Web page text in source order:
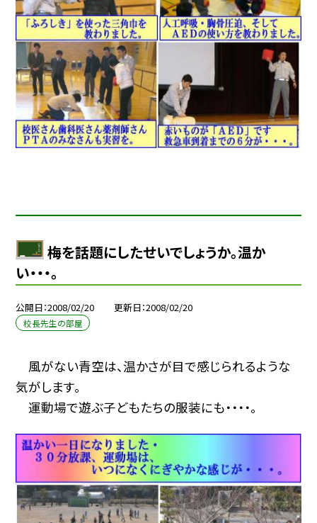
梅を話題にしたせいでしょうか。温か
い・・・。
公開日 2008/02/20 更新日 2008/02/20
校長先生の部屋
風がない青空は、温かさが目で感じられるような
気がします。
運動場で遊ぶ子どもたちの服装にも・・・・。